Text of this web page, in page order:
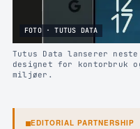
FOTO · TUTUS DATA
Tutus Data lanserer
designet for kontorbruk
miljøer.
EDITORIAL PARTNERSHIP